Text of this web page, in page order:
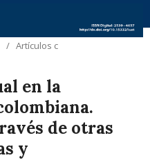
/ Artículos c
en la
de otras
y